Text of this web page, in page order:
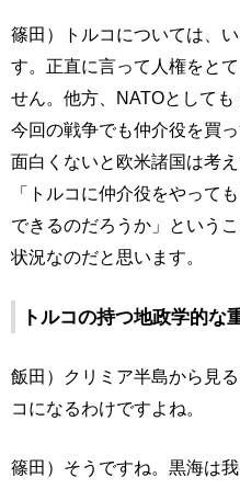
篠田）トルコについては、
す。正直に言って人権をと
せん。他方、NATOとしても
今回の戦争でも仲介役を買
面白くないと欧米諸国は考
「トルコに仲介役をやって
できるのだろうか」という
状況なのだと思います。
トルコの持つ地政学的な
飯田）クリミア半島から見
コになるわけですよね。
篠田）そうですね。黒海は